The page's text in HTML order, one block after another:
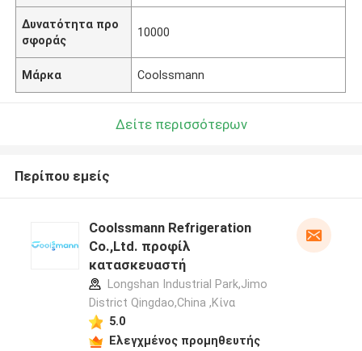
Δυνατότητα προ
σφοράς
10000
Μάρκα Coolssmann
Δείτε περισσότερων
Περίπου εμείς
Coolssmann Refrigeration
Co.,Ltd. προφίλ
κατασκευαστή
Longshan Industrial Park,Jimo
District Qingdao,China ,Κίνα
5.0
Ελεγχμένος προμηθευτής